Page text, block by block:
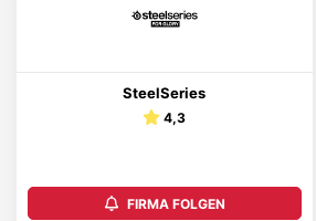
SteelSeries
4,3
FIRMA FOLGEN